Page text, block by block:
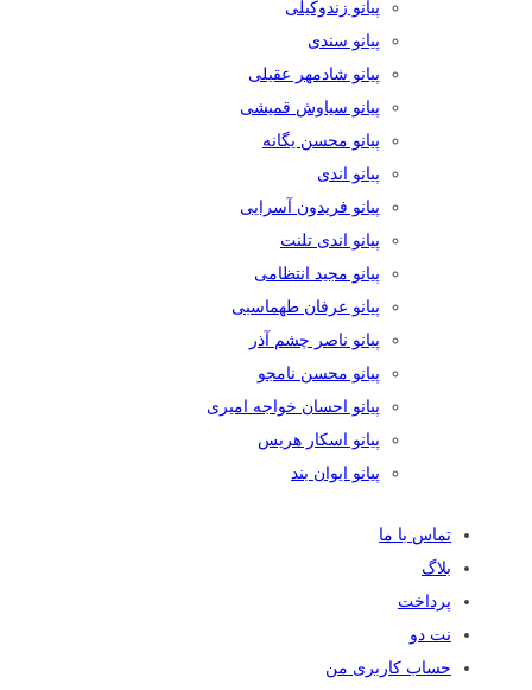
پیانو زندوکیلی
پیانو سندی
پیانو شادمهر عقیلی
پیانو سیاوش قمیشی
پیانو محسن یگانه
پیانو اندی
پیانو فریدون آسرایی
پیانو اندی تلنت
پیانو مجید انتظامی
پیانو عرفان طهماسبی
پیانو ناصر چشم آذر
پیانو محسن نامجو
پیانو احسان خواجه امیری
پیانو اسکار هریس
پیانو ایوان بند
تماس با ما
بلاگ
پرداخت
نت دو
حساب کاربری من